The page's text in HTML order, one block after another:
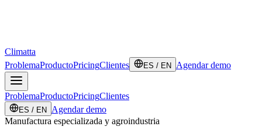
Climatta
ProblemaProductoPricingClientes ES / EN Agendar demo
ProblemaProductoPricingClientes
ES / EN
Agendar demo
Manufactura especializada y agroindustria